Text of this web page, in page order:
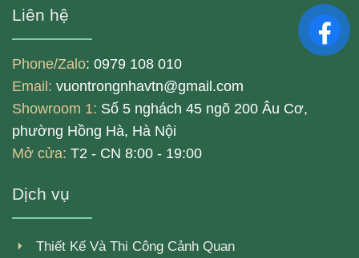
Liên hệ
Phone/Zalo: 0979 108 010
Email: vuontrongnhavtn@gmail.com
Showroom 1: Số 5 nghách 45 ngõ 200 Âu Cơ,
phường Hồng Hà, Hà Nội
Mở cửa: T2 - CN 8:00 - 19:00
Dịch vụ
Thiết Kế Và Thi Công Cảnh Quan